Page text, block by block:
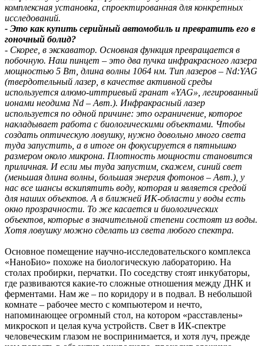
комплексная установка, спроектированная для конкретных
исследований.
- Это как купить серийный автомобиль и превратить его в
гоночный болид?
- Скорее, в экскаватор. Основная функция превращается в
побочную. Наш пинцет – это два пучка инфракрасного лазера
мощностью 5 Вт, длина волны 1064 нм. Тип лазеров – Nd:YAG
(твердотельный лазер, в качестве активной среды
используется алюмо-иттриевый гранат «YAG», легированный
ионами неодима Nd – Авт.). Инфракрасный лазер
используется по одной причине: это ограничение, которое
накладывает работа с биологическими объектами. Чтобы
создать оптическую ловушку, нужно довольно много света
туда запустить, а в итоге он фокусируется в пятнышко
размером около микрона. Плотность мощности становится
приличная. И если мы туда запустим, скажем, синий свет
(меньшая длина волны, большая энергия фотонов – Авт.), у
нас все шансы вскипятить воду, которая и является средой
для наших объектов. А в ближней ИК-области у воды есть
окно прозрачности. То же касается и биологических
объектов, которые в значительной степени состоят из воды.
Хотя ловушку можно сделать из света любого спектра.
Основное помещение научно-исследовательского комплекса
«НаноБио» похоже на биологическую лабораторию. На
столах пробирки, перчатки. По соседству стоят инкубаторы,
где развиваются какие-то сложные отношения между ДНК и
ферментами. Нам же – по коридору и в подвал. В небольшой
комнате – рабочее место с компьютером и нечто,
напоминающее огромный стол, на котором «расставлены»
микроскоп и целая куча устройств. Свет в ИК-спектре
человеческим глазом не воспринимается, и хотя луч, прежде